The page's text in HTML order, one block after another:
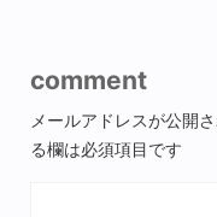
comment
メールアドレスが公開
る欄は必須項目です